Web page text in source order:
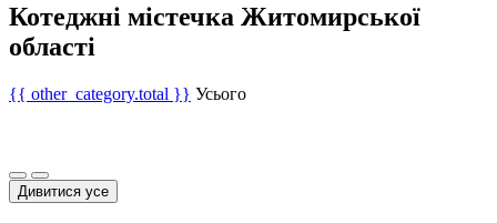
Котеджні містечка Житомирської
області
{{ other_category.total }} Усього
Дивитися усе